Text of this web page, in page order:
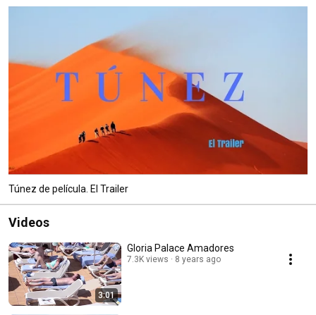
Túnez de película. El Trailer
Videos
3:01
Gloria Palace Amadores
7.3K views 8 years ago